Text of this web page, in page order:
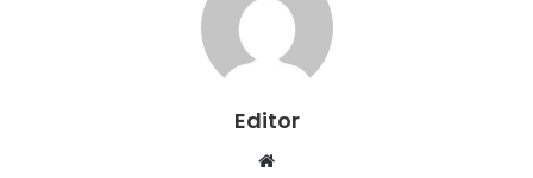
Editor
Website